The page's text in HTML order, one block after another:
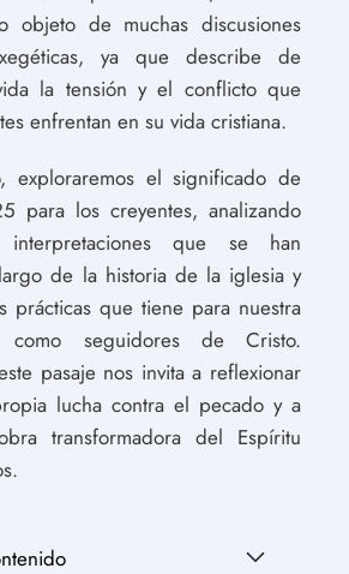
objeto de muchas discusiones
ya que describe de
la tensión y el conflicto que
enfrentan en su vida cristiana.
exploraremos el significado de
para los creyentes, analizando
que se han
de la historia de la iglesia y
prácticas que tiene para nuestra
como seguidores de Cristo.
pasaje nos invita a reflexionar
lucha contra el pecado y a
transformadora del Espíritu